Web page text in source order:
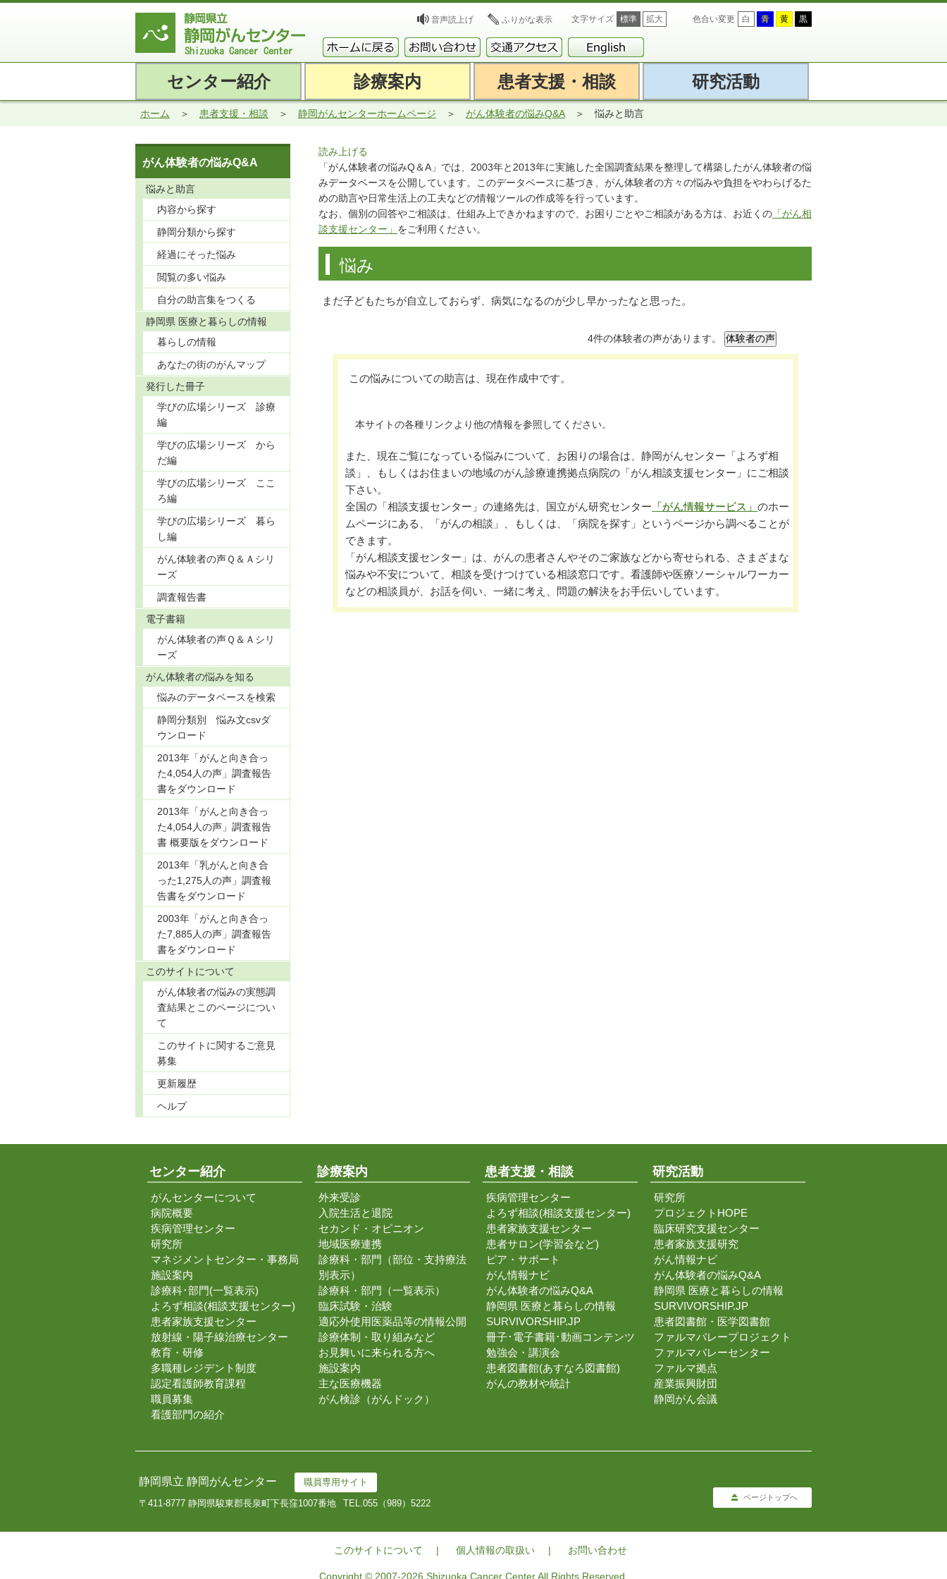
音声読上げ ふりがな表示 文字サイズ 標準 拡大 色合い変更 白 青 黄 黒
センター紹介 診療案内 患者支援・相談 研究活動
ホーム 患者支援・相談 静岡がんセンターホームページ がん体験者の悩みQ&A 悩みと助言
読み上げる
「がん体験者の悩みQ＆A」では、2003年と2013年に実施した全国調査結果を整理して構築したがん体験者の悩
みデータベースを公開しています。このデータベースに基づき、がん体験者の方々の悩みや負担をやわらげるた
めの助言や日常生活上の工夫などの情報ツールの作成等を行っています。
なお、個別の回答やご相談は、仕組み上できかねますので、お困りごとやご相談がある方は、お近くの 「がん相
談支援センター」 をご利用ください。
悩み
まだ子どもたちが自立しておらず、病気になるのが少し早かったなと思った。
4件の体験者の声があります。
この悩みについての助言は、現在作成中です。
本サイトの各種リンクより他の情報を参照してください。
また、現在ご覧になっている悩みについて、お困りの場合は、静岡がんセンター「よろず相
談」、もしくはお住まいの地域のがん診療連携拠点病院の「がん相談支援センター」にご相談
下さい。
全国の「相談支援センター」の連絡先は、国立がん研究センター 「がん情報サービス」 のホー
ムページにある、「がんの相談」、もしくは、「病院を探す」というページから調べることが
できます。
「がん相談支援センター」は、がんの患者さんやそのご家族などから寄せられる、さまざまな
悩みや不安について、相談を受けつけている相談窓口です。看護師や医療ソーシャルワーカー
などの相談員が、お話を伺い、一緒に考え、問題の解決をお手伝いしています。
がん体験者の悩みQ&A
悩みと助言
内容から探す
静岡分類から探す
経過にそった悩み
閲覧の多い悩み
自分の助言集をつくる
静岡県 医療と暮らしの情報
暮らしの情報
あなたの街のがんマップ
発行した冊子
学びの広場シリーズ 診療
編
学びの広場シリーズ から
だ編
学びの広場シリーズ ここ
ろ編
学びの広場シリーズ 暮ら
し編
がん体験者の声Ｑ＆Ａシリ
ーズ
調査報告書
電子書籍
がん体験者の声Ｑ＆Ａシリ
ーズ
がん体験者の悩みを知る
悩みのデータベースを検索
静岡分類別 悩み文csvダ
ウンロード
2013年「がんと向き合っ
た4,054人の声」調査報告
書をダウンロード
2013年「がんと向き合っ
た4,054人の声」調査報告
書 概要版をダウンロード
2013年「乳がんと向き合
った1,275人の声」調査報
告書をダウンロード
2003年「がんと向き合っ
た7,885人の声」調査報告
書をダウンロード
このサイトについて
がん体験者の悩みの実態調
査結果とこのページについ
て
このサイトに関するご意見
募集
更新履歴
ヘルプ
センター紹介
がんセンターについて
病院概要
疾病管理センター
研究所
マネジメントセンター・事務局
施設案内
診療科･部門(一覧表示)
よろず相談(相談支援センター)
患者家族支援センター
放射線・陽子線治療センター
教育・研修
多職種レジデント制度
認定看護師教育課程
職員募集
看護部門の紹介
診療案内
外来受診
入院生活と退院
セカンド・オピニオン
地域医療連携
診療科・部門（部位・支持療法
別表示）
診療科・部門（一覧表示）
臨床試験・治験
適応外使用医薬品等の情報公開
診療体制・取り組みなど
お見舞いに来られる方へ
施設案内
主な医療機器
がん検診（がんドック）
患者支援・相談
疾病管理センター
よろず相談(相談支援センター)
患者家族支援センター
患者サロン(学習会など)
ピア・サポート
がん情報ナビ
がん体験者の悩みQ&A
静岡県 医療と暮らしの情報
SURVIVORSHIP.JP
冊子･電子書籍･動画コンテンツ
勉強会・講演会
患者図書館(あすなろ図書館)
がんの教材や統計
研究活動
研究所
プロジェクトHOPE
臨床研究支援センター
患者家族支援研究
がん情報ナビ
がん体験者の悩みQ&A
静岡県 医療と暮らしの情報
SURVIVORSHIP.JP
患者図書館・医学図書館
ファルマバレープロジェクト
ファルマバレーセンター
ファルマ拠点
産業振興財団
静岡がん会議
静岡県立 静岡がんセンター 職員専用サイト
〒411-8777 静岡県駿東郡長泉町下長窪1007番地 TEL.055（989）5222
ページトップへ
このサイトについて 個人情報の取扱い お問い合わせ
Copyright © 2007-2026 Shizuoka Cancer Center All Rights Reserved.